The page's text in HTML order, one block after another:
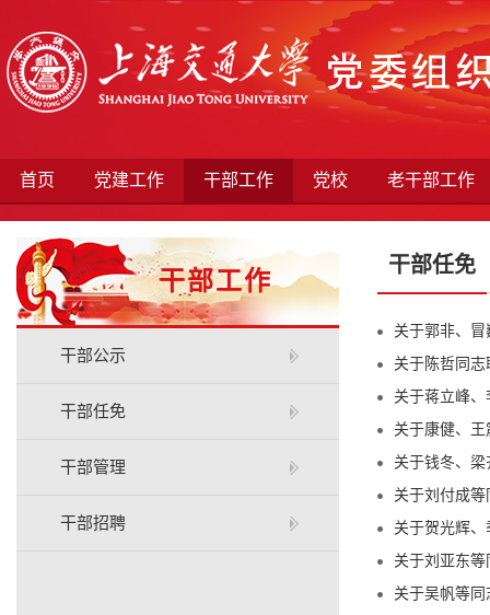
首页 党建工作 干部工作 党校 老干部工作
干部工作
干部公示
干部任免
干部管理
干部招聘
干部任免
关于郭非、冒
关于陈哲同志
关于蒋立峰、
关于康健、王
关于钱冬、梁
关于刘付成等
关于贺光辉、
关于刘亚东等
关于吴帆等同